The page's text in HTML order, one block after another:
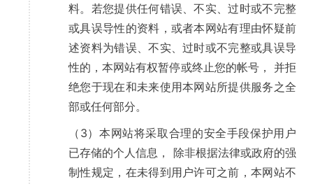
料。若您提供任何错误、不实、过时或不完整
或具误导性的资料，或者本网站有理由怀疑前
述资料为错误、不实、过时或不完整或具误导
性的，本网站有权暂停或终止您的帐号， 并拒
绝您于现在和未来使用本网站所提供服务之全
部或任何部分。
（3）本网站将采取合理的安全手段保护用户
已存储的个人信息， 除非根据法律或政府的强
制性规定，在未得到用户许可之前，本网站不